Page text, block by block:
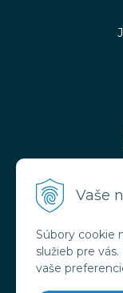
Vaše
Súbory cookie
služieb pre
vaše